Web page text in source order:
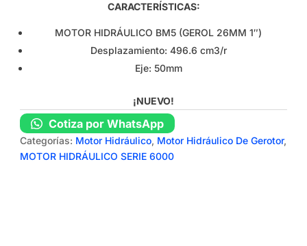
CARACTERÍSTICAS:
MOTOR HIDRÁULICO BM5 (GEROL 26MM 1″)
Desplazamiento: 496.6 cm3/r
Eje: 50mm
¡NUEVO!
Cotiza por WhatsApp
Categorías: Motor Hidráulico, Motor Hidráulico De Gerotor,
MOTOR HIDRÁULICO SERIE 6000